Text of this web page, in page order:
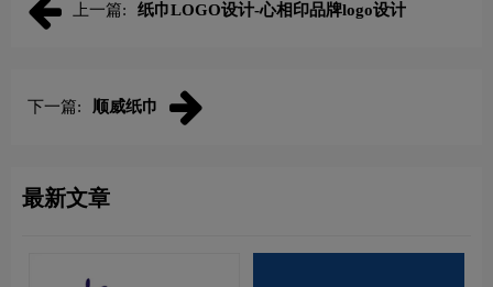
上一篇: 纸巾LOGO设计-心相印品牌logo设计
下一篇: 顺威纸巾
最新文章